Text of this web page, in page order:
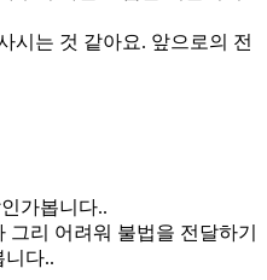
시는 것 같아요. 앞으로의 전
가봅니다..
리 어려워 불법을 전달하기
니다..